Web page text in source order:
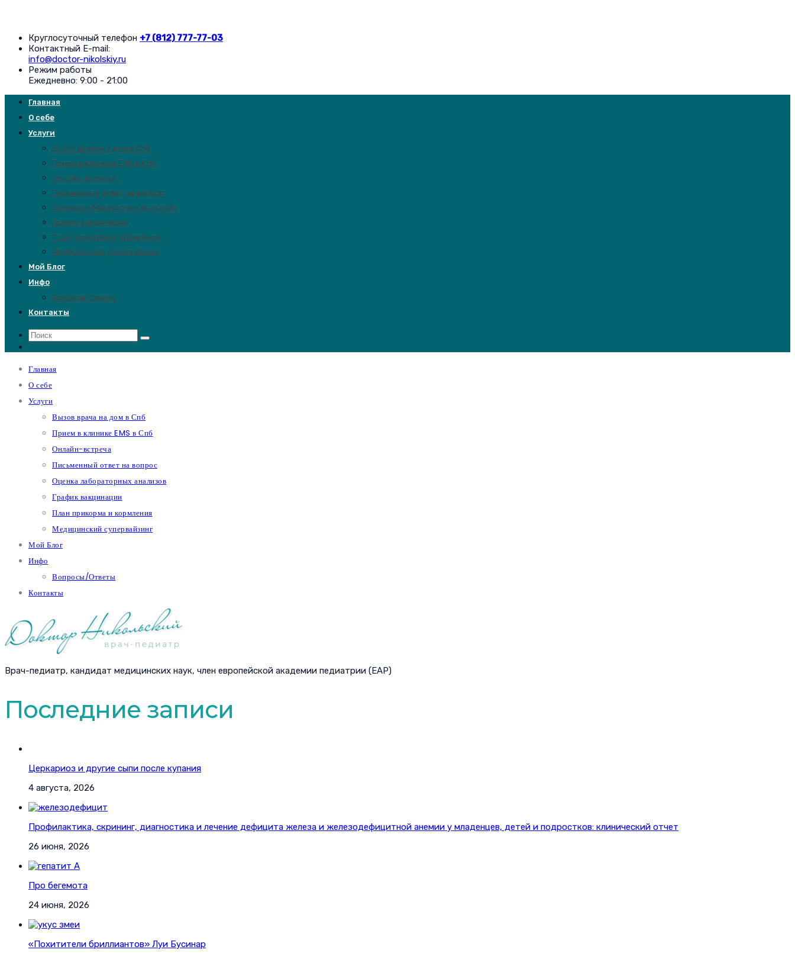
Круглосуточный телефон +7 (812) 777-77-03
Контактный E-mail:
info@doctor-nikolskiy.ru
Режим работы
Ежедневно: 9:00 - 21:00
Главная
О себе
Услуги
Вызов врача на дом в Спб
Прием в клинике EMS в Спб
Онлайн-встреча
Письменный ответ на вопрос
Оценка лабораторных анализов
График вакцинации
План прикорма и кормления
Медицинский супервайзинг
Мой Блог
Инфо
Вопросы/Ответы
Контакты
Главная
О себе
Услуги
Вызов врача на дом в Спб
Прием в клинике EMS в Спб
Онлайн-встреча
Письменный ответ на вопрос
Оценка лабораторных анализов
График вакцинации
План прикорма и кормления
Медицинский супервайзинг
Мой Блог
Инфо
Вопросы/Ответы
Контакты
Врач-педиатр, кандидат медицинских наук, член европейской академии педиатрии (EAP)
Последние записи
Церкариоз и другие сыпи после купания
4 августа, 2026
Профилактика, скрининг, диагностика и лечение дефицита железа и железодефицитной анемии у младенцев, детей и подростков: клинический отчет
26 июня, 2026
Про бегемота
24 июня, 2026
«Похитители бриллиантов» Луи Бусинар